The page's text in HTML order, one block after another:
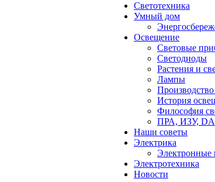
Светотехника
Умный дом
Освещение
Световые
Светодиоды
Растения и
Лампы
История
Философия
ПРА, ИЗУ,
Наши советы
Электрика
Электронные
Электротехника
Новости